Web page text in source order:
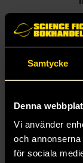
Samtycke
Denna
Vi använder
och
för sociala